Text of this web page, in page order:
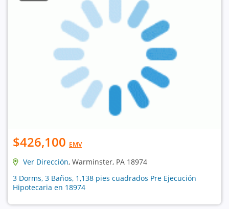
$426,100 EMV
Ver Dirección, Warminster, PA 18974
3 Dorms, 3 Baños, 1,138 pies cuadrados Pre Ejecución
Hipotecaria en 18974